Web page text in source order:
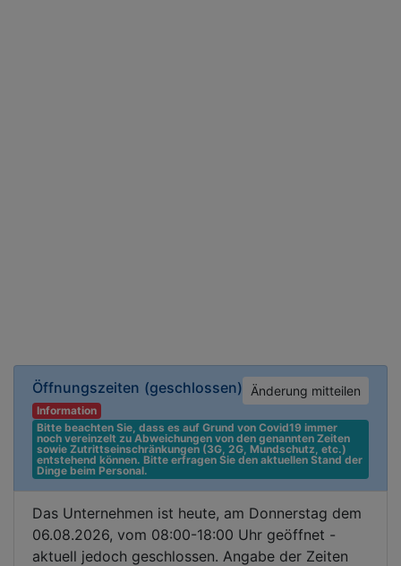
Öffnungszeiten (geschlossen) Änderung mitteilen
Information
Bitte beachten Sie, dass es auf Grund von Covid19 immer
noch vereinzelt zu Abweichungen von den genannten Zeiten
sowie Zutrittseinschränkungen (3G, 2G, Mundschutz, etc.)
entstehend können. Bitte erfragen Sie den aktuellen Stand der
Dinge beim Personal.
Das Unternehmen ist heute, am Donnerstag dem
06.08.2026, vom 08:00-18:00 Uhr geöffnet -
aktuell jedoch geschlossen. Angabe der Zeiten